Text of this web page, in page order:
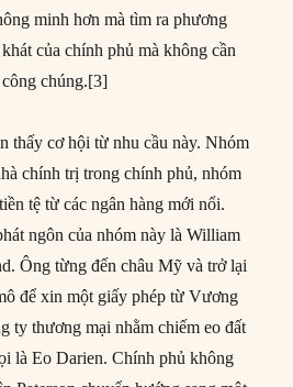
minh hơn mà tìm ra phương
của chính phủ mà không cần
chúng.[3]
thấy cơ hội từ nhu cầu này. Nhóm
chính trị trong chính phủ, nhóm
tệ từ các ngân hàng mới nổi.
ngôn của nhóm này là William
Ông từng đến châu Mỹ và trở lại
để xin một giấy phép từ Vương
ty thương mại nhằm chiếm eo đất
là Eo Darien. Chính phủ không